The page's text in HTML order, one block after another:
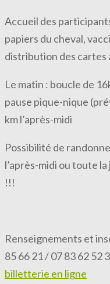
Accueil des
papiers du cheval,
distribution des cartes
Le matin : boucle de
pause pique-nique
km l’après-midi
Possibilité de
l’après-midi ou toute
!!!
Renseignements et
85 66 21 / 07 83 62 52
billetterie en ligne